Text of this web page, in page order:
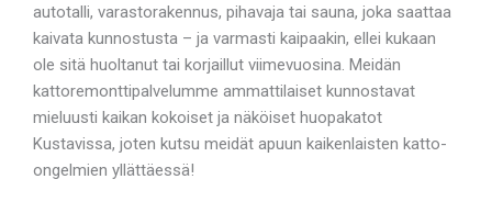
autotalli, varastorakennus, pihavaja tai sauna, joka saattaa
kaivata kunnostusta – ja varmasti kaipaakin, ellei kukaan
ole sitä huoltanut tai korjaillut viimevuosina. Meidän
kattoremonttipalvelumme ammattilaiset kunnostavat
mieluusti kaikan kokoiset ja näköiset huopakatot
Kustavissa, joten kutsu meidät apuun kaikenlaisten katto-
ongelmien yllättäessä!